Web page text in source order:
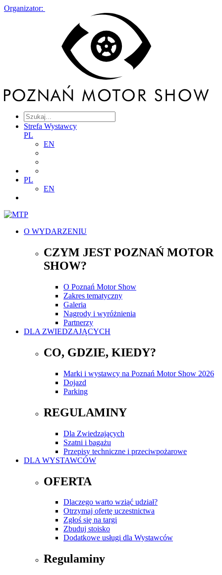
Organizator:
Strefa Wystawcy
PL
EN
PL
EN
O WYDARZENIU
CZYM JEST POZNAŃ MOTOR
SHOW?
O Poznań Motor Show
Zakres tematyczny
Galeria
Nagrody i wyróżnienia
Partnerzy
DLA ZWIEDZAJĄCYCH
CO, GDZIE, KIEDY?
Marki i wystawcy na Poznań Motor Show 2026
Dojazd
Parking
REGULAMINY
Dla Zwiedzających
Szatni i bagażu
Przepisy techniczne i przeciwpożarowe
DLA WYSTAWCÓW
OFERTA
Dlaczego warto wziąć udział?
Otrzymaj ofertę uczestnictwa
Zgłoś się na targi
Zbuduj stoisko
Dodatkowe usługi dla Wystawców
Regulaminy